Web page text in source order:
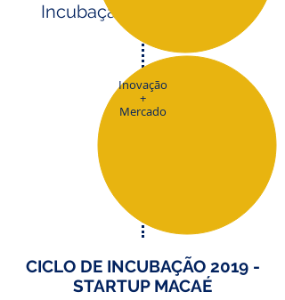
Incubação
Inovação
+
Mercado
CICLO DE INCUBAÇÃO 2019 -
STARTUP MACAÉ